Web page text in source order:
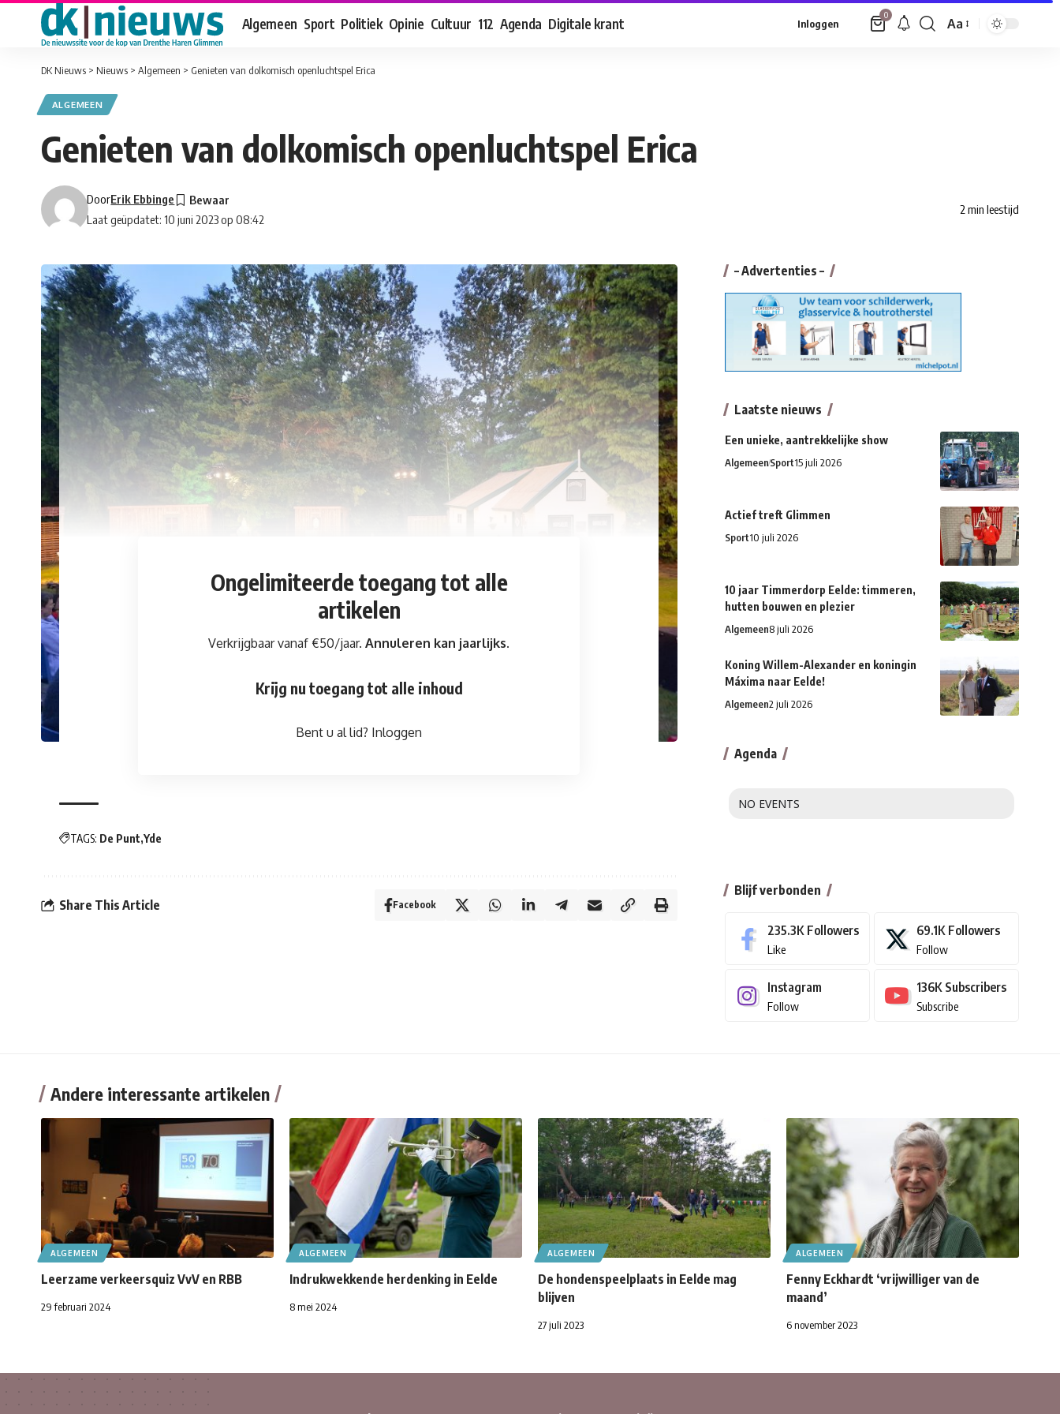
Algemeen Sport Politiek Opinie Cultuur 112 Agenda Digitale krant Inloggen
0
Font
Aa
DK Nieuws > Nieuws > Algemeen > Genieten van dolkomisch openluchtspel Erica
ALGEMEEN
Genieten van dolkomisch openluchtspel Erica
Laat geüpdatet: 10 juni 2023 op 08:42
DoorErik Ebbinge
2 min leestijd
Ongelimiteerde toegang tot alle
artikelen
Verkrijgbaar vanaf €50/jaar.Annuleren kan jaarlijks.
Krijg nu toegang tot alle inhoud
Bent u al lid? Inloggen
TAGS: De Punt Yde
Share This Article Facebook
– Advertenties –
Laatste nieuws
Een unieke, aantrekkelijke show
AlgemeenSport15 juli 2026
Actief treft Glimmen
Sport10 juli 2026
10 jaar Timmerdorp Eelde: timmeren,
hutten bouwen en plezier
Algemeen8 juli 2026
Koning Willem-Alexander en koningin
Máxima naar Eelde!
Algemeen2 juli 2026
Agenda
NO EVENTS
Blijf verbonden
235.3K Followers
Like
69.1K Followers
Follow
Instagram
Follow
136K Subscribers
Subscribe
Andere interessante artikelen
ALGEMEEN
Leerzame verkeersquiz VvV en RBB
29 februari 2024
ALGEMEEN
Indrukwekkende herdenking in Eelde
8 mei 2024
ALGEMEEN
De hondenspeelplaats in Eelde mag
blijven
27 juli 2023
ALGEMEEN
Fenny Eckhardt ‘vrijwilliger van de
maand’
6 november 2023